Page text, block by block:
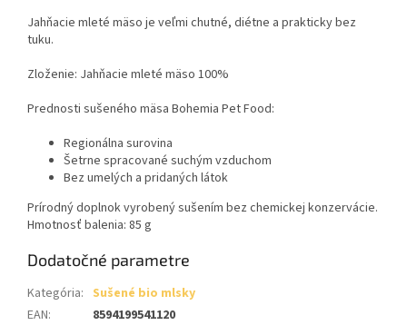
Jahňacie mleté mäso je veľmi chutné, diétne a prakticky bez
tuku.
Zloženie: Jahňacie mleté mäso 100%
Prednosti sušeného mäsa Bohemia Pet Food:
Regionálna surovina
Šetrne spracované suchým vzduchom
Bez umelých a pridaných látok
Prírodný doplnok vyrobený sušením bez chemickej konzervácie.
Hmotnosť balenia: 85 g
Dodatočné parametre
Kategória: Sušené bio mlsky
EAN: 8594199541120